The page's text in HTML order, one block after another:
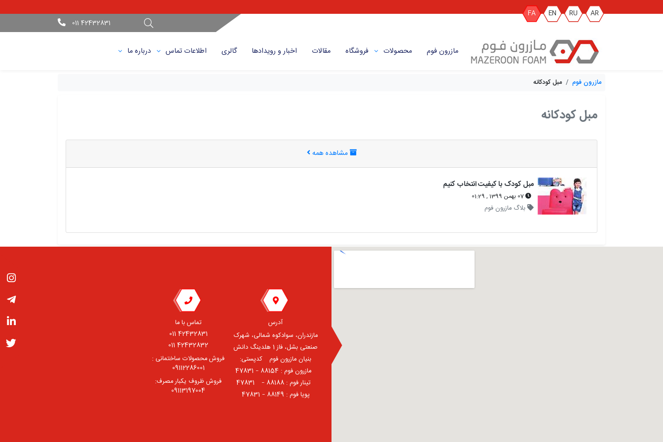
FA EN RU
AR
42432831 011
مازرون فوم محصولات فروشگاه مقالات اخبار و رویداد‌ها گالری اطلاعات تماس درباره ما
مازرون فوم مبل کودکانه
مبل کودکانه
مشاهده همه
مبل کودک با کیفیت انتخاب کنیم
07 بهمن 1399 , 01:29
بلاگ مازرون فوم
آدرس
مازندران، سوادکوه شمالی، شهرک
صنعتی بشل، فاز 1 هلدینگ دانش
بنیان مازرون فوم ⠀کدپستی:
⠀مازرون فوم : 88154 – 47831
⠀تینار فوم : 88188 – 47831⠀
پویا فوم : 88149 – 47831
تماس با ما
42432831 011
42432832 011
فروش محصولات ساختمانی :
09112286001
فروش ظروف یکبار مصرف:
09113197004